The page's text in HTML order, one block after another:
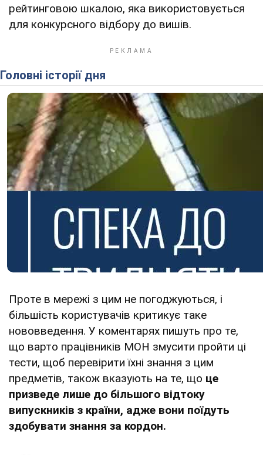
рейтинговою шкалою, яка використовується
для конкурсного відбору до вишів.
Головні історії дня
Проте в мережі з цим не погоджуються, і
більшість користувачів критикує таке
нововведення. У коментарях пишуть про те,
що варто працівників МОН змусити пройти ці
тести, щоб перевірити їхні знання з цим
предметів, також вказують на те, що це
призведе лише до більшого відтоку
випускників з країни, адже вони поїдуть
здобувати знання за кордон.